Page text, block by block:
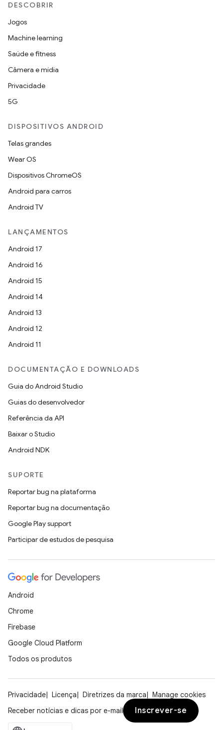
DESCOBRIR
Jogos
Machine learning
Saúde e fitness
Câmera e mídia
Privacidade
5G
DISPOSITIVOS ANDROID
Telas grandes
Wear OS
Dispositivos ChromeOS
Android para carros
Android TV
LANÇAMENTOS
Android 17
Android 16
Android 15
Android 14
Android 13
Android 12
Android 11
DOCUMENTAÇÃO E DOWNLOADS
Guia do Android Studio
Guias do desenvolvedor
Referência da API
Baixar o Studio
Android NDK
SUPORTE
Reportar bug na plataforma
Reportar bug na documentação
Google Play support
Participar de estudos de pesquisa
Android
Chrome
Firebase
Google Cloud Platform
Todos os produtos
Privacidade Licença Diretrizes da marca
Manage cookies
Receber notícias e dicas por e-mail
Inscrever-se